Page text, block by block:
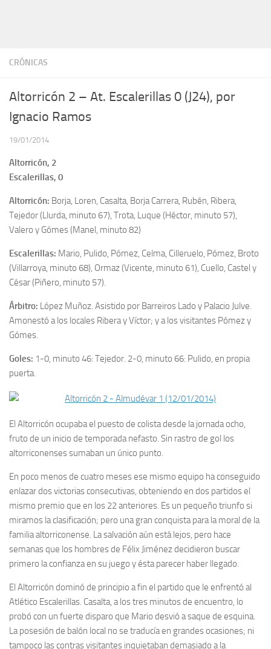
CRÓNICAS
Altorricón 2 – At. Escalerillas 0 (J24), por
Ignacio Ramos
19/01/2014
Altorricón, 2
Escalerillas, 0
Altorricón: Borja, Loren, Casalta, Borja Carrera, Rubén, Ribera,
Tejedor (Llurda, minuto 67), Trota, Luque (Héctor, minuto 57),
Valero y Gómes (Manel, minuto 82)
Escalerillas: Mario, Pulido, Pómez, Celma, Cilleruelo, Pómez, Broto
(Villarroya, minuto 68), Ormaz (Vicente, minuto 61), Cuello, Castel y
César (Piñero, minuto 57).
Árbitro: López Muñoz. Asistido por Barreiros Lado y Palacio Julve.
Amonestó a los locales Ribera y Víctor; y a los visitantes Pómez y
Gómes.
Goles: 1-0, minuto 46: Tejedor. 2-0, minuto 66: Pulido, en propia
puerta.
El Altorricón ocupaba el puesto de colista desde la jornada ocho,
fruto de un inicio de temporada nefasto. Sin rastro de gol los
altorriconenses sumaban un único punto.
En poco menos de cuatro meses ese mismo equipo ha conseguido
enlazar dos victorias consecutivas, obteniendo en dos partidos el
mismo premio que en los 22 anteriores. Es un pequeño triunfo si
miramos la clasificación; pero una gran conquista para la moral de la
familia altorriconense. La salvación aún está lejos, pero hace
semanas que los hombres de Félix Jiménez decidieron buscar
primero la confianza en su juego y ésta parecer haber llegado.
El Altorricón dominó de principio a fin el partido que le enfrentó al
Atlético Escalerillas. Casalta, a los tres minutos de encuentro, lo
probó con un fuerte disparo que Mario desvió a saque de esquina.
La posesión de balón local no se traducía en grandes ocasiones; ni
tampoco las contras visitantes inquietaban demasiado a la